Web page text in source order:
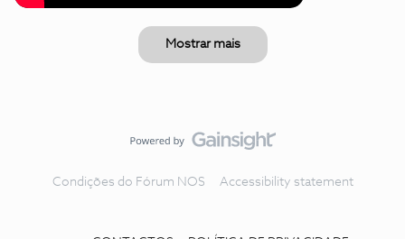
Mostrar mais
Condições do Fórum NOS Accessibility statement